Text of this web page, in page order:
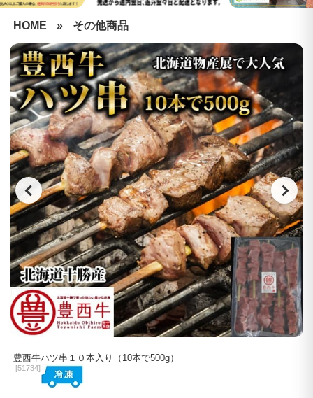
HOME » その他商品
豊西牛ハツ串１０本入り（10本で500g）
[51734]